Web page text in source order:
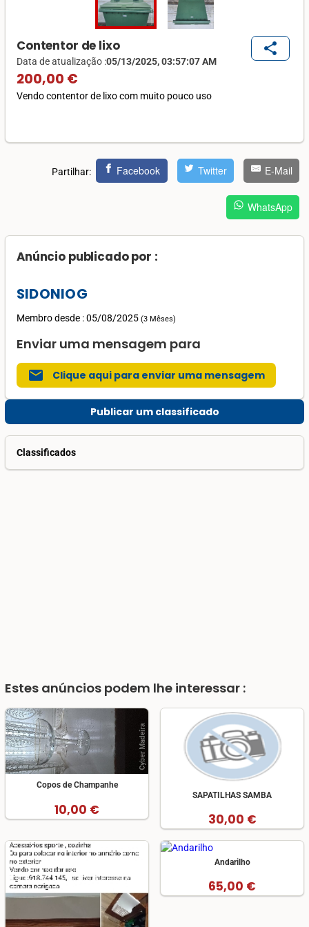
Contentor de lixo
Data de atualização :05/13/2025, 03:57:07 AM
200,00 €
share
Vendo contentor de lixo com muito pouco uso
Partilhar: Facebook Twitter E-Mail
WhatsApp
Anúncio publicado por :
SIDONIOG
Membro desde : 05/08/2025 (3 Mêses)
Enviar uma mensagem para
mail Clique aqui para enviar uma mensagem
Publicar um classificado
Classificados
Estes anúncios podem lhe interessar :
Copos de Champanhe
10,00 €
SAPATILHAS SAMBA
30,00 €
Andarilho
65,00 €